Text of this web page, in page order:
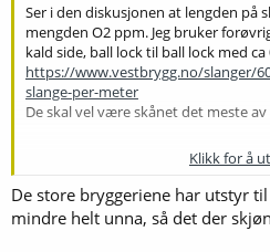
Ser i den diskusjonen at lengden på
mengden O2 ppm. Jeg bruker
kald side, ball lock til ball lock med
https://www.vestbrygg.no/slanger/
slange-per-meter
De skal vel være skånet det meste
Som noen nevnte tidligere her, det
silikon til noe på kald side? Det må i
gjæringskar til omstikk, mulig man
utskift av silikon der. Det er dog en
Klikk for å
De store bryggeriene har utstyr
mindre helt unna, så det der